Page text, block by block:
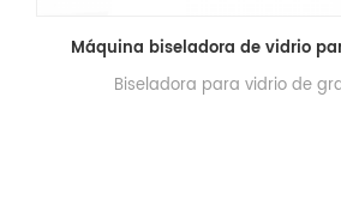
Máquina biseladora de vidrio
Biseladora para vidrio de